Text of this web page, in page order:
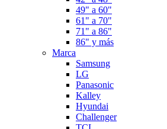
49" a 60"
61" a 70"
71" a 86"
86" y más
Marca
Samsung
LG
Panasonic
Kalley
Hyundai
Challenger